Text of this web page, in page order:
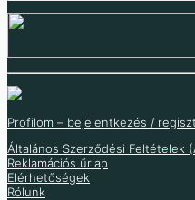
Profilom – bejelentkezés /
Általános Szerződési Feltételek
Reklamációs űrlap
Elérhetőségek
Rólunk